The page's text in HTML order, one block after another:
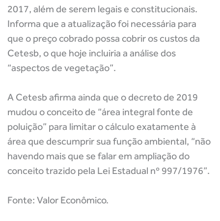
2017, além de serem legais e constitucionais.
Informa que a atualização foi necessária para
que o preço cobrado possa cobrir os custos da
Cetesb, o que hoje incluiria a análise dos
“aspectos de vegetação”.
A Cetesb afirma ainda que o decreto de 2019
mudou o conceito de “área integral fonte de
poluição” para limitar o cálculo exatamente à
área que descumprir sua função ambiental, “não
havendo mais que se falar em ampliação do
conceito trazido pela Lei Estadual nº 997/1976”.
Fonte: Valor Econômico.